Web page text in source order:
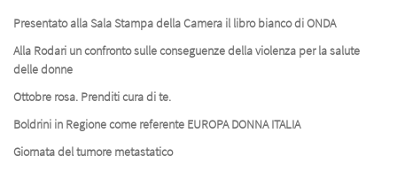
Presentato alla Sala Stampa della Camera il libro bianco di ONDA
Alla Rodari un confronto sulle conseguenze della violenza per la salute
delle donne
Ottobre rosa. Prenditi cura di te.
Boldrini in Regione come referente EUROPA DONNA ITALIA
Giornata del tumore metastatico